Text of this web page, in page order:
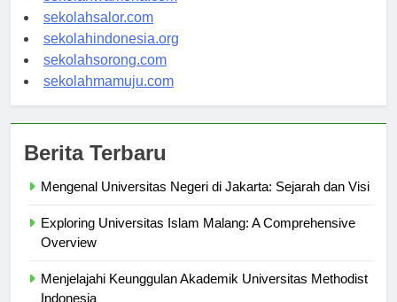
sekolahwamena.com
sekolahsalor.com
sekolahindonesia.org
sekolahsorong.com
Exploring Universitas Islam Malang: A Comprehensive
Menjelajahi Keunggulan Akademik Universitas Methodist